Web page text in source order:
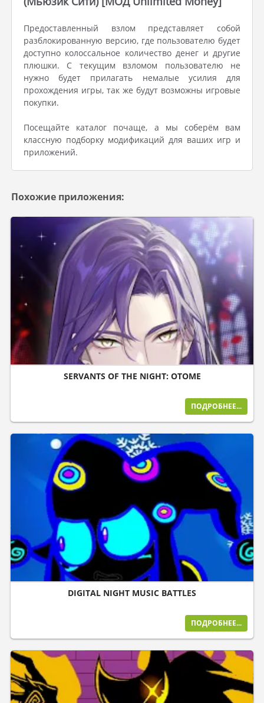
Предоставленный взлом представляет собой
разблокированную версию, где пользователю будет
доступно колоссальное количество денег и другие
плюшки. С текущим взломом пользователю не
нужно будет прилагать немалые усилия для
прохождения игры, так же будут возможны игровые
покупки.
Посещайте каталог почаще, а мы соберём вам
классную подборку модификаций для ваших игр и
приложений.
Похожие приложения:
SERVANTS OF THE NIGHT: OTOME
ПОДРОБНЕЕ...
DIGITAL NIGHT MUSIC BATTLES
ПОДРОБНЕЕ...